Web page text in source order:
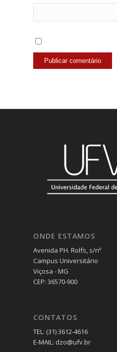
ONDE ESTAMOS
Avenida PH. Rolfs, s/nº
Campus Universitário
Viçosa - MG
CEP: 36570-900
CONTATOS
TEL: (31) 3612-4616
E-MAIL: dzo@ufv.br